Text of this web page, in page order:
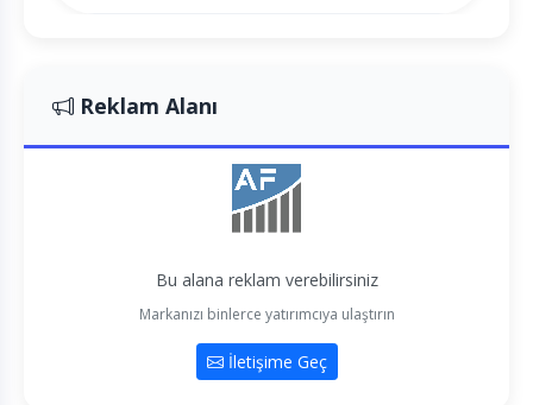
Reklam Alanı
Bu alana reklam verebilirsiniz
Markanızı binlerce yatırımcıya ulaştırın
İletişime Geç